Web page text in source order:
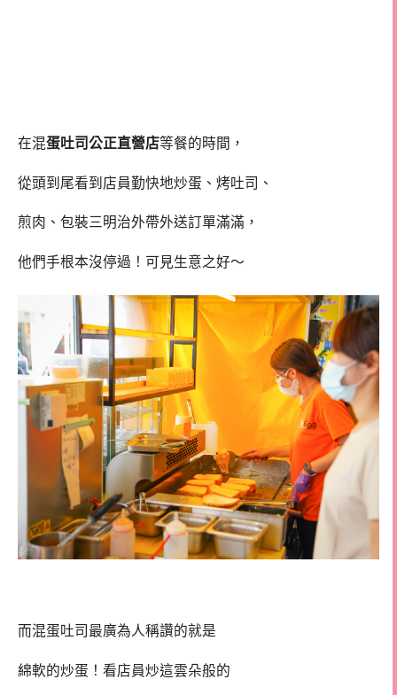
在混蛋吐司公正直營店等餐的時間，
從頭到尾看到店員勤快地炒蛋、烤吐司、
煎肉、包裝三明治外帶外送訂單滿滿，
他們手根本沒停過！可見生意之好～
而混蛋吐司最廣為人稱讚的就是
綿軟的炒蛋！看店員炒這雲朵般的